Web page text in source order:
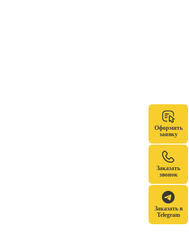
Оформить
заявку
Заказать
звонок
Заказать в
Telegram